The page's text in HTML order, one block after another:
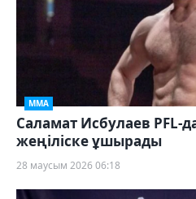
ММА
Саламат Исбулаев PFL-
жеңіліске ұшырады
28 маусым 2026 06:18